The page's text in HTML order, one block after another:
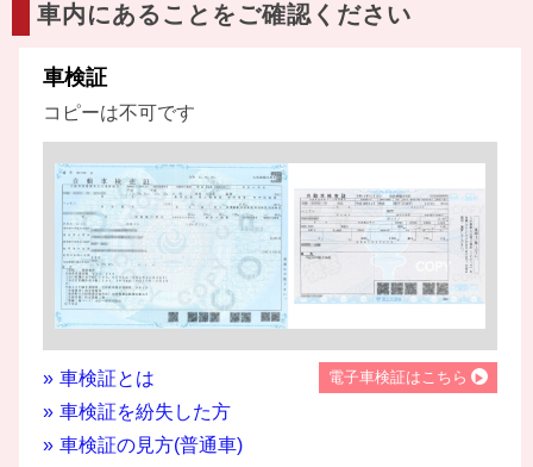
車内にあることをご確認ください
車検証
コピーは不可です
電子車検証はこちら
車検証とは
車検証を紛失した方
車検証の見方(普通車)